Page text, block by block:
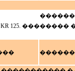
������
��������